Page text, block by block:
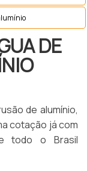
DE
de alumínio,
cotação já com
todo o Brasil